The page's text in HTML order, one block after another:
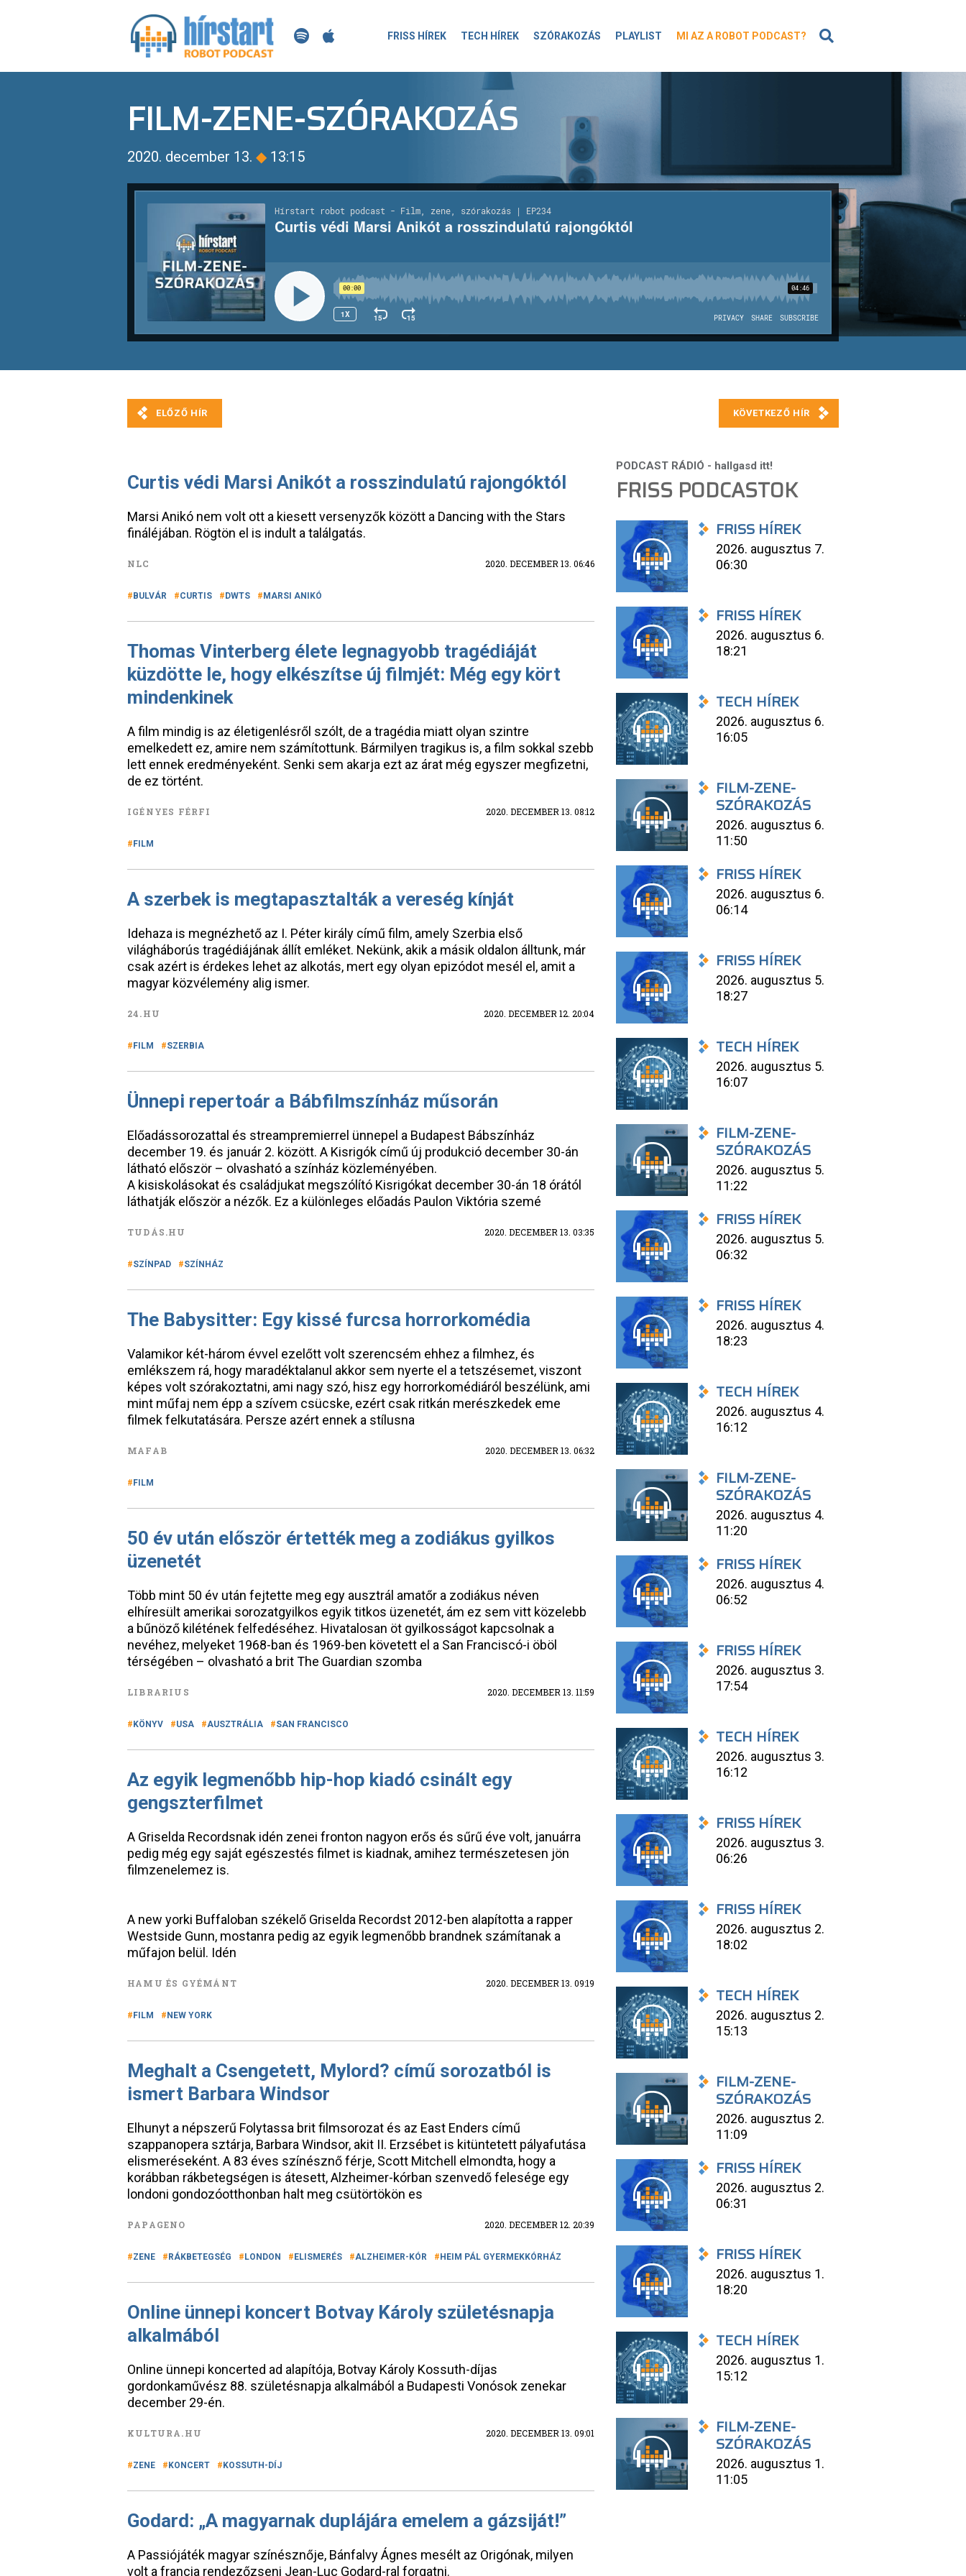
FRISS HÍREK TECH HÍREK SZÓRAKOZÁS PLAYLIST MI AZ A ROBOT PODCAST?
FILM-ZENE-SZÓRAKOZÁS
2020. december 13. ◆ 13:15
Curtis védi Marsi Anikót a rosszindulatú rajongóktól
Marsi Anikó nem volt ott a kiesett versenyzők között a Dancing with the Stars
fináléjában. Rögtön el is indult a találgatás.
NLC 2020. DECEMBER 13. 06:46
BULVÁR CURTIS DWTS MARSI ANIKÓ
Thomas Vinterberg élete legnagyobb tragédiáját
küzdötte le, hogy elkészítse új filmjét: Még egy kört
mindenkinek
A film mindig is az életigenlésről szólt, de a tragédia miatt olyan szintre
emelkedett ez, amire nem számítottunk. Bármilyen tragikus is, a film sokkal szebb
lett ennek eredményeként. Senki sem akarja ezt az árat még egyszer megfizetni,
de ez történt.
IGÉNYES FÉRFI 2020. DECEMBER 13. 08:12
FILM
A szerbek is megtapasztalták a vereség kínját
Idehaza is megnézhető az I. Péter király című film, amely Szerbia első
világháborús tragédiájának állít emléket. Nekünk, akik a másik oldalon álltunk, már
csak azért is érdekes lehet az alkotás, mert egy olyan epizódot mesél el, amit a
magyar közvélemény alig ismer.
24.HU 2020. DECEMBER 12. 20:04
FILM SZERBIA
Ünnepi repertoár a Bábfilmszínház műsorán
Előadássorozattal és streampremierrel ünnepel a Budapest Bábszínház
december 19. és január 2. között. A Kisrigók című új produkció december 30-án
látható először – olvasható a színház közleményében.
A kisiskolásokat és családjukat megszólító Kisrigókat december 30-án 18 órától
láthatják először a nézők. Ez a különleges előadás Paulon Viktória szemé
TUDÁS.HU 2020. DECEMBER 13. 03:35
SZÍNPAD SZÍNHÁZ
The Babysitter: Egy kissé furcsa horrorkomédia
Valamikor két-három évvel ezelőtt volt szerencsém ehhez a filmhez, és
emlékszem rá, hogy maradéktalanul akkor sem nyerte el a tetszésemet, viszont
képes volt szórakoztatni, ami nagy szó, hisz egy horrorkomédiáról beszélünk, ami
mint műfaj nem épp a szívem csücske, ezért csak ritkán merészkedek eme
filmek felkutatására. Persze azért ennek a stílusna
MAFAB 2020. DECEMBER 13. 06:32
FILM
50 év után először értették meg a zodiákus gyilkos
üzenetét
Több mint 50 év után fejtette meg egy ausztrál amatőr a zodiákus néven
elhíresült amerikai sorozatgyilkos egyik titkos üzenetét, ám ez sem vitt közelebb
a bűnöző kilétének felfedéséhez. Hivatalosan öt gyilkosságot kapcsolnak a
nevéhez, melyeket 1968-ban és 1969-ben követett el a San Franciscó-i öböl
térségében – olvasható a brit The Guardian szomba
LIBRARIUS 2020. DECEMBER 13. 11:59
KÖNYV USA AUSZTRÁLIA SAN FRANCISCO
Az egyik legmenőbb hip-hop kiadó csinált egy
gengszterfilmet
A Griselda Recordsnak idén zenei fronton nagyon erős és sűrű éve volt, januárra
pedig még egy saját egészestés filmet is kiadnak, amihez természetesen jön
filmzenelemez is.
A new yorki Buffaloban székelő Griselda Recordst 2012-ben alapította a rapper
Westside Gunn, mostanra pedig az egyik legmenőbb brandnek számítanak a
műfajon belül. Idén
HAMU ÉS GYÉMÁNT 2020. DECEMBER 13. 09:19
FILM NEW YORK
Meghalt a Csengetett, Mylord? című sorozatból is
ismert Barbara Windsor
Elhunyt a népszerű Folytassa brit filmsorozat és az East Enders című
szappanopera sztárja, Barbara Windsor, akit II. Erzsébet is kitüntetett pályafutása
elismeréseként. A 83 éves színésznő férje, Scott Mitchell elmondta, hogy a
korábban rákbetegségen is átesett, Alzheimer-kórban szenvedő felesége egy
londoni gondozóotthonban halt meg csütörtökön es
PAPAGENO 2020. DECEMBER 12. 20:39
ZENE RÁKBETEGSÉG LONDON ELISMERÉS ALZHEIMER-KÓR HEIM PÁL GYERMEKKÓRHÁZ
Online ünnepi koncert Botvay Károly születésnapja
alkalmából
Online ünnepi koncerted ad alapítója, Botvay Károly Kossuth-díjas
gordonkaművész 88. születésnapja alkalmából a Budapesti Vonósok zenekar
december 29-én.
KULTURA.HU 2020. DECEMBER 13. 09:01
ZENE KONCERT KOSSUTH-DÍJ
Godard: „A magyarnak duplájára emelem a gázsiját!”
A Passiójáték magyar színésznője, Bánfalvy Ágnes mesélt az Origónak, milyen
volt a francia rendezőzseni Jean-Luc Godard-ral forgatni.
FRISS PODCASTOK
FRISS HÍREK
2026. augusztus 7.
06:30
FRISS HÍREK
2026. augusztus 6.
18:21
TECH HÍREK
2026. augusztus 6.
16:05
FILM-ZENE-
SZÓRAKOZÁS
2026. augusztus 6.
11:50
FRISS HÍREK
2026. augusztus 6.
06:14
FRISS HÍREK
2026. augusztus 5.
18:27
TECH HÍREK
2026. augusztus 5.
16:07
FILM-ZENE-
SZÓRAKOZÁS
2026. augusztus 5.
11:22
FRISS HÍREK
2026. augusztus 5.
06:32
FRISS HÍREK
2026. augusztus 4.
18:23
TECH HÍREK
2026. augusztus 4.
16:12
FILM-ZENE-
SZÓRAKOZÁS
2026. augusztus 4.
11:20
FRISS HÍREK
2026. augusztus 4.
06:52
FRISS HÍREK
2026. augusztus 3.
17:54
TECH HÍREK
2026. augusztus 3.
16:12
FRISS HÍREK
2026. augusztus 3.
06:26
FRISS HÍREK
2026. augusztus 2.
18:02
TECH HÍREK
2026. augusztus 2.
15:13
FILM-ZENE-
SZÓRAKOZÁS
2026. augusztus 2.
11:09
FRISS HÍREK
2026. augusztus 2.
06:31
FRISS HÍREK
2026. augusztus 1.
18:20
TECH HÍREK
2026. augusztus 1.
15:12
FILM-ZENE-
SZÓRAKOZÁS
2026. augusztus 1.
11:05